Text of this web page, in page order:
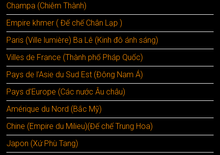
Champa (Chiêm Thành)
Empire khmer ( Đế chế Chân Lạp )
Paris (Ville lumière) Ba Lê (Kinh đô ánh sáng)
Villes de France (Thành phố Pháp Quốc)
Pays de l’Asie du Sud Est (Đông Nam Á)
Pays d’Europe (Các nước Âu châu)
Amérique du Nord (Bắc Mỹ)
Chine (Empire du Milieu)(Đế chế Trung Hoa)
Japon (Xứ Phù Tang)